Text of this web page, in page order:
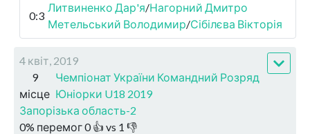
0:3
Литвиненко Дар'я/Нагорний Дмитро
Метельський Володимир/Сібілєва Вікторія
4 квіт, 2019
9
місце
Чемпіонат України Командний Розряд
Юніорки U18 2019
Запорізька область-2
0% перемог0👍 vs 1 👎